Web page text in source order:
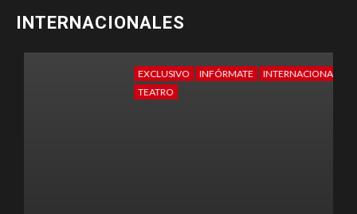
INTERNACIONALES
INFÓRMATE
INTERNACIONALES